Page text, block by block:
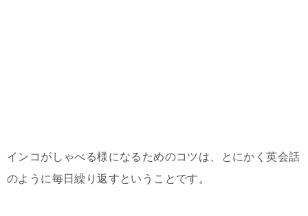
インコがしゃべる様になるためのコツは、とにかく英会話
のように毎日繰り返すということです。